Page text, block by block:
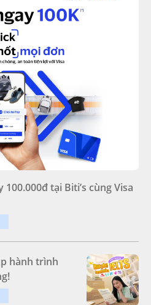
tại Biti’s cùng Visa
hành trình